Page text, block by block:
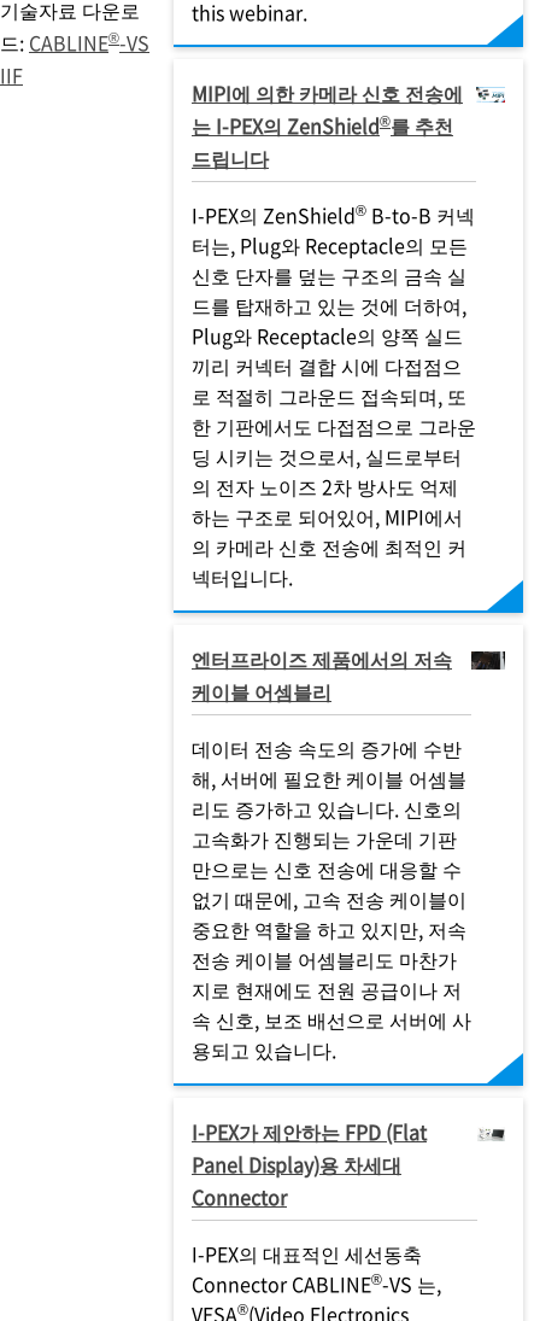
기술자료 다운로
드: CABLINE®-VS
IIF
this webinar.
MIPI에 의한 카메라 신호 전송에
는 I-PEX의 ZenShield®를 추천
드립니다
I-PEX의 ZenShield® B-to-B 커넥
터는, Plug와 Receptacle의 모든
신호 단자를 덮는 구조의 금속 실
드를 탑재하고 있는 것에 더하여,
Plug와 Receptacle의 양쪽 실드
끼리 커넥터 결합 시에 다접점으
로 적절히 그라운드 접속되며, 또
한 기판에서도 다접점으로 그라운
딩 시키는 것으로서, 실드로부터
의 전자 노이즈 2차 방사도 억제
하는 구조로 되어있어, MIPI에서
의 카메라 신호 전송에 최적인 커
넥터입니다.
엔터프라이즈 제품에서의 저속
케이블 어셈블리
데이터 전송 속도의 증가에 수반
해, 서버에 필요한 케이블 어셈블
리도 증가하고 있습니다. 신호의
고속화가 진행되는 가운데 기판
만으로는 신호 전송에 대응할 수
없기 때문에, 고속 전송 케이블이
중요한 역할을 하고 있지만, 저속
전송 케이블 어셈블리도 마찬가
지로 현재에도 전원 공급이나 저
속 신호, 보조 배선으로 서버에 사
용되고 있습니다.
I-PEX가 제안하는 FPD (Flat
Panel Display)용 차세대
Connector
I-PEX의 대표적인 세선동축
Connector CABLINE®-VS 는,
VESA®(Video Electronics